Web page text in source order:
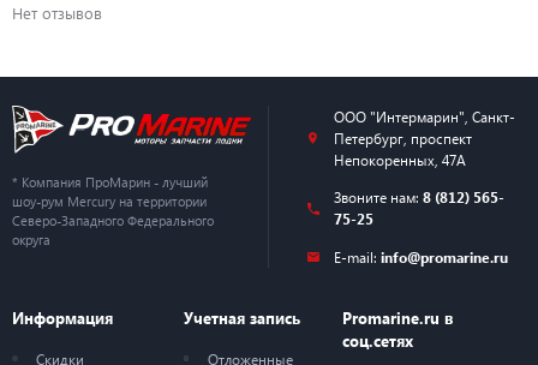
Нет отзывов
* Компания ПроМарин - лучший
шоу-рум Mercury на территории
Северо-Западного Федерального
округа
ООО "Интермарин" Санкт-
Петербург, проспект
Непокоренных, 47А
Звоните нам: 8 (812) 565-
75-25
E-mail: info@promarine.ru
Информация
Скидки
Учетная запись
Отложенные
Promarine.ru в
соц.сетях